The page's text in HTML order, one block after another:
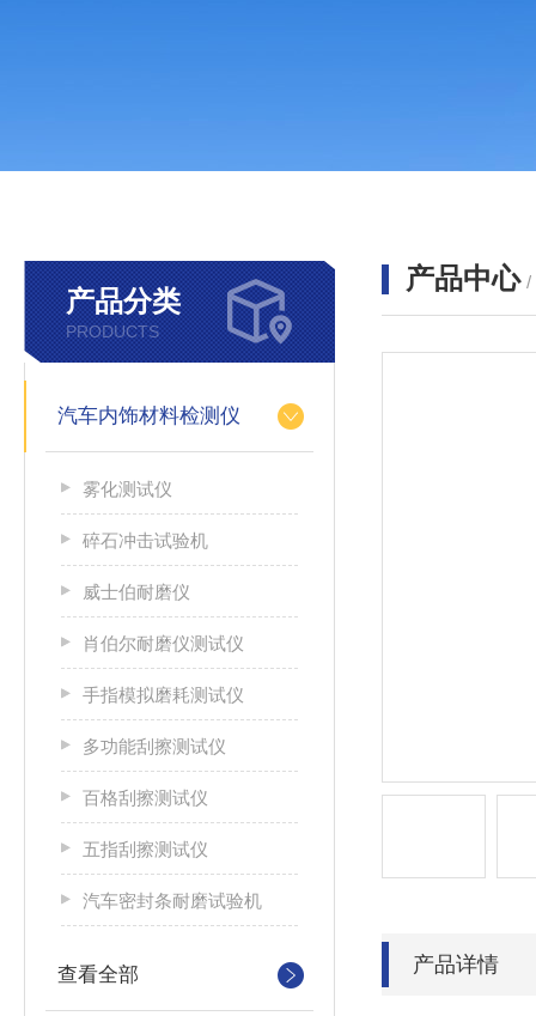
产品分类
PRODUCTS
汽车内饰材料检测仪
雾化测试仪
碎石冲击试验机
威士伯耐磨仪
肖伯尔耐磨仪测试仪
手指模拟磨耗测试仪
多功能刮擦测试仪
百格刮擦测试仪
五指刮擦测试仪
汽车密封条耐磨试验机
查看全部
产品中心 /
产品详情